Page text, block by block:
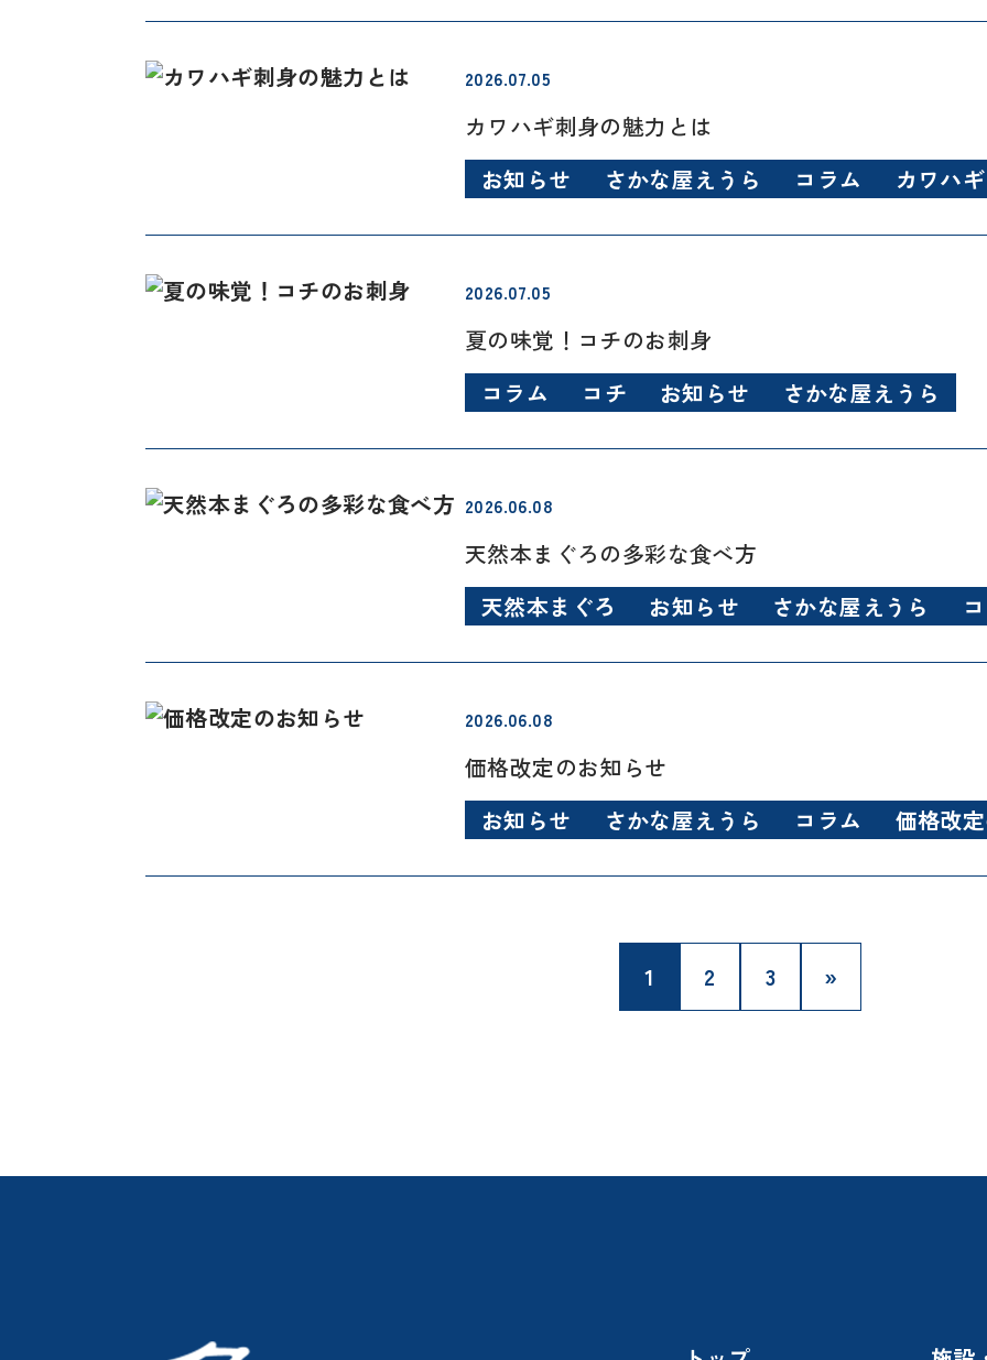
2026.07.05
カワハギ刺身の魅力とは
お知らせ
さかな屋えうら コラム カワハギ
2026.07.05
夏の味覚！コチのお刺身
コラム
コチ お知らせ さかな屋えうら
2026.06.08
天然本まぐろの多彩な食べ方
天然本まぐろ
お知らせ さかな屋えうら
2026.06.08
価格改定のお知らせ
お知らせ
さかな屋えうら コラム 価格改
1 2 3 »